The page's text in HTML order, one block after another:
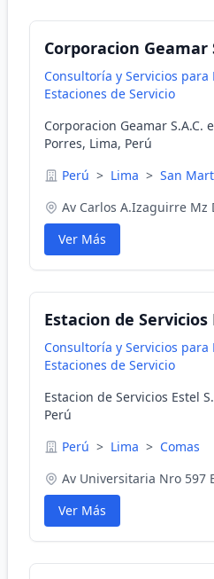
Corporacion Geamar
Consultoría y Servicios para
Estaciones de Servicio
Corporacion Geamar S.A.C.
Porres, Lima, Perú
Perú > Lima > San
Av Carlos A.Izaguirre Mz
Ver Más
Estacion de Servicios
Consultoría y Servicios para
Estaciones de Servicio
Estacion de Servicios Estel
Perú
Perú > Lima > Comas
Av Universitaria Nro 597
Ver Más